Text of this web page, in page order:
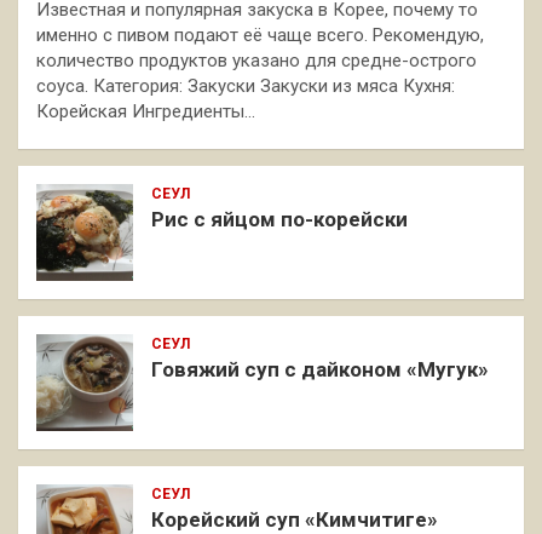
Известная и популярная закуска в Корее, почему то
именно с пивом подают её чаще всего. Рекомендую,
количество продуктов указано для средне-острого
соуса. Категория: Закуски Закуски из мяса Кухня:
Корейская Ингредиенты…
СЕУЛ
Рис с яйцом по-корейски
СЕУЛ
Говяжий суп с дайконом «Мугук»
СЕУЛ
Корейский суп «Кимчитиге»